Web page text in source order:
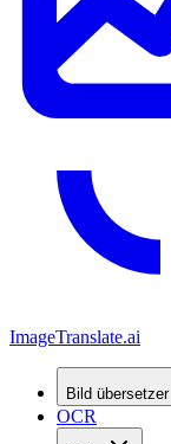
ImageTranslate.ai
Bild übersetzer
OCR